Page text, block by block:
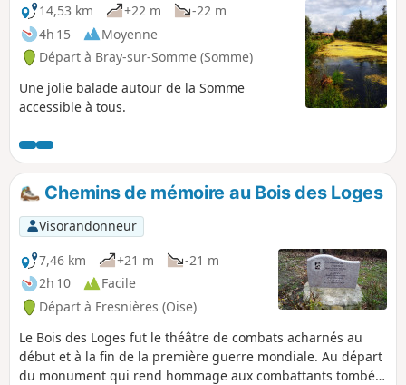
14,53 km
+22 m
-22 m
4h 15
Moyenne
Départ à Bray-sur-Somme (Somme)
Une jolie balade autour de la Somme
accessible à tous.
Chemins de mémoire au Bois des Loges
Visorandonneur
7,46 km
+21 m
-21 m
2h 10
Facile
Départ à Fresnières (Oise)
Le Bois des Loges fut le théâtre de combats acharnés au
début et à la fin de la première guerre mondiale. Au départ
du monument qui rend hommage aux combattants tombés